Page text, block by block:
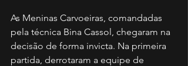
As Meninas Carvoeiras, comandadas
pela técnica Bina Cassol, chegaram na
decisão de forma invicta. Na primeira
partida, derrotaram a equipe de